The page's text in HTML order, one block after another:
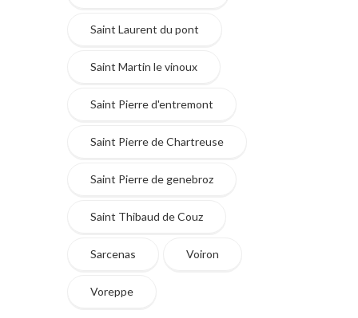
Saint Laurent du pont
Saint Martin le vinoux
Saint Pierre d'entremont
Saint Pierre de Chartreuse
Saint Pierre de genebroz
Saint Thibaud de Couz
Sarcenas Voiron
Voreppe